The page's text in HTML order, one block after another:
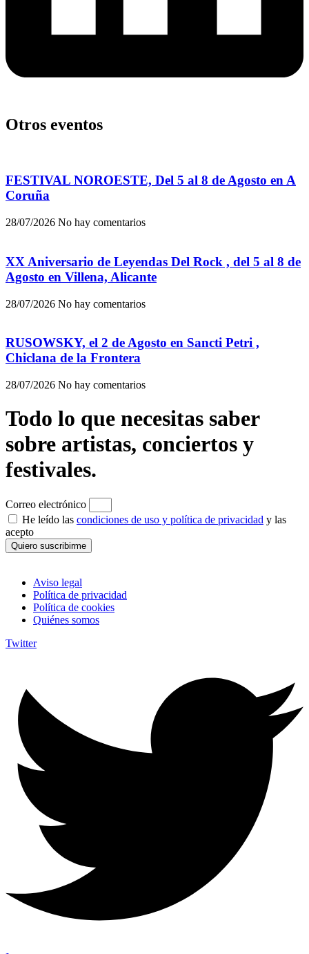
Otros eventos
FESTIVAL NOROESTE, Del 5 al 8 de Agosto en A
Coruña
28/07/2026 No hay comentarios
XX Aniversario de Leyendas Del Rock , del 5 al 8 de
Agosto en Villena, Alicante
28/07/2026 No hay comentarios
RUSOWSKY, el 2 de Agosto en Sancti Petri ,
Chiclana de la Frontera
28/07/2026 No hay comentarios
Todo lo que necesitas saber
sobre artistas, conciertos y
festivales.
Correo electrónico
He leído las condiciones de uso y política de privacidad y las
acepto
Quiero suscribirme
Aviso legal
Política de privacidad
Política de cookies
Quiénes somos
Twitter